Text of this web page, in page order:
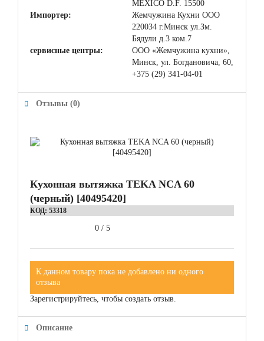
MEXICO D.F. 15500
Импортер:
Жемчужина Кухни ООО
220034 г.Минск ул.Зм.
Бядули д.3 ком.7
сервисные центры:
ООО «Жемчужина кухни»,
Минск, ул. Богдановича, 60,
+375 (29) 341-04-01
Отзывы (0)
Кухонная вытяжка TEKA NCA 60
(черный) [40495420]
КОД: 53318
0 / 5
К данном товару пока не добавлено ни одного
отзыва
Зарегистрируйтесь, чтобы создать отзыв.
Описание